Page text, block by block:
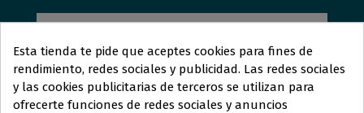
Este sitio web está dirigidoen
ORTOLANDENTAL
Estamos aquí para responder sus preguntas y ayudarle
en lo que necesite. Ya sea que busque más información
Esta tienda te pide que aceptes cookies para fines de
rendimiento, redes sociales y publicidad. Las redes sociales
y las cookies publicitarias de terceros se utilizan para
ofrecerte funciones de redes sociales y anuncios